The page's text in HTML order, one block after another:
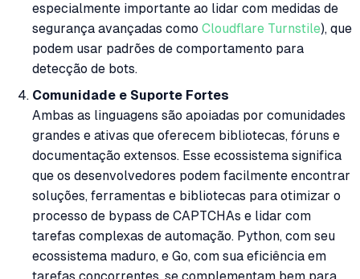
especialmente importante ao lidar com medidas de
segurança avançadas como Cloudflare Turnstile), que
podem usar padrões de comportamento para
detecção de bots.
Comunidade e Suporte Fortes
Ambas as linguagens são apoiadas por comunidades
grandes e ativas que oferecem bibliotecas, fóruns e
documentação extensos. Esse ecossistema significa
que os desenvolvedores podem facilmente encontrar
soluções, ferramentas e bibliotecas para otimizar o
processo de bypass de CAPTCHAs e lidar com
tarefas complexas de automação. Python, com seu
ecossistema maduro, e Go, com sua eficiência em